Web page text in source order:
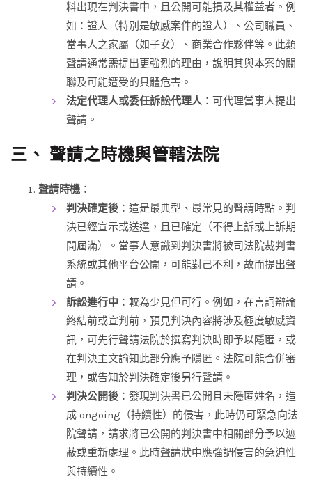
料出現在判決書中，且公開可能損及其權益者。例
如：證人（特別是敏感案件的證人）、公司職員、
當事人之家屬（如子女）、商業合作夥伴等。此類
聲請通常需提出更強烈的理由，說明其與本案的關
聯及可能遭受的具體危害。
法定代理人或委任訴訟代理人 ：可代理當事人提出
聲請。
三、 聲請之時機與管轄法院
聲請時機 ：
判決確定後 ：這是最典型、最常見的聲請時點。判
決已經宣示或送達，且已確定（不得上訴或上訴期
間屆滿）。當事人意識到判決書將被司法院裁判書
系統或其他平台公開，可能對己不利，故而提出聲
請。
訴訟進行中 ：較為少見但可行。例如，在言詞辯論
終結前或宣判前，預見判決內容將涉及極度敏感資
訊，可先行聲請法院於撰寫判決時即予以隱匿，或
在判決主文諭知此部分應予隱匿。法院可能合併審
理，或告知於判決確定後另行聲請。
判決公開後 ：發現判決書已公開且未隱匿姓名，造
成 ongoing（持續性）的侵害，此時仍可緊急向法
院聲請，請求將已公開的判決書中相關部分予以遮
蔽或重新處理。此時聲請狀中應強調侵害的急迫性
與持續性。